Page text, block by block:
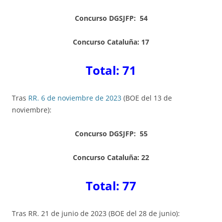
Concurso DGSJFP: 54
Concurso Cataluña: 17
Total: 71
Tras RR. 6 de noviembre de 2023 (BOE del 13 de
noviembre):
Concurso DGSJFP: 55
Concurso Cataluña: 22
Total: 77
Tras RR. 21 de junio de 2023 (BOE del 28 de junio):